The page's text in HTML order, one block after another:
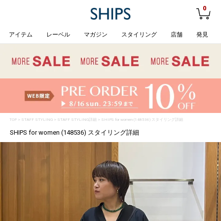
0
アイテム レーベル マガジン スタイリング 店舗 発見
TOP> STAFF STYLING> STAFF STYLING詳細 > SHIPS for women (148536) スタイリング詳細
SHIPS for women (148536) スタイリング詳細